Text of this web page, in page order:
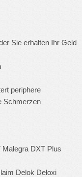
Sie erhalten Ihr Geld
periphere
Schmerzen
DXT Plus
Delok Deloxi